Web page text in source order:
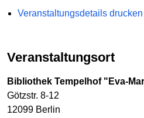
Veranstaltungsdetails drucken
Veranstaltungsort
Bibliothek Tempelhof "Eva-
Götzstr. 8-12
12099 Berlin